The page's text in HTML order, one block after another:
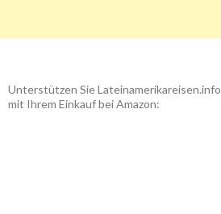
Unterstützen Sie Lateinamerikareisen.info
mit Ihrem Einkauf bei Amazon: